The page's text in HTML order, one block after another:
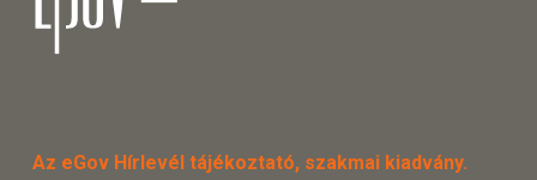
Az eGov Hírlevél tájékoztató, szakmai kiadvány.